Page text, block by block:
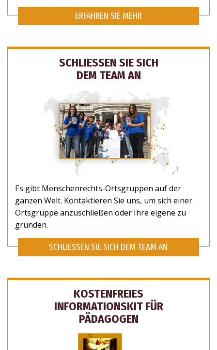
ERFAHREN SIE MEHR
SCHLIESSEN SIE SICH
DEM TEAM AN
Es gibt Menschenrechts-Ortsgruppen auf der
ganzen Welt. Kontaktieren Sie uns, um sich einer
Ortsgruppe anzuschließen oder Ihre eigene zu
gründen.
SCHLIESSEN SIE SICH DEM TEAM AN
KOSTENFREIES
INFORMATIONSKIT FÜR
PÄDAGOGEN